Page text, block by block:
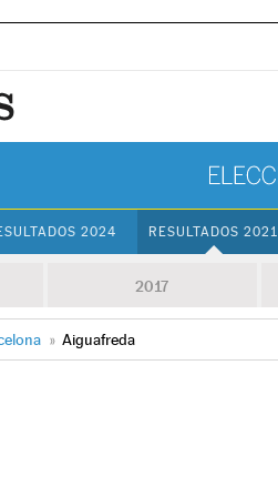
2024 RESULTADOS 2021
2017
» Aiguafreda